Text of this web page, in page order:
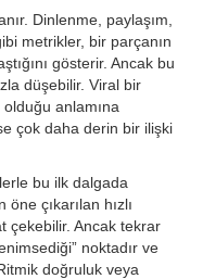
Dinlenme, paylaşım,
metrikler, bir parçanın
gösterir. Ancak bu
düşebilir. Viral bir
anlamına
çok daha derin bir ilişki
bu ilk dalgada
çıkarılan hızlı
çekebilir. Ancak tekrar
noktadır ve
doğruluk veya